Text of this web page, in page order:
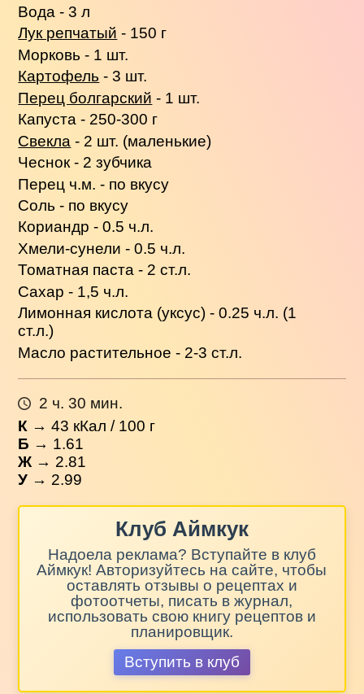
Вода - 3 л
Лук репчатый - 150 г
Морковь - 1 шт.
Картофель - 3 шт.
Перец болгарский - 1 шт.
Капуста - 250-300 г
Свекла - 2 шт. (маленькие)
Чеснок - 2 зубчика
Перец ч.м. - по вкусу
Соль - по вкусу
Кориандр - 0.5 ч.л.
Хмели-сунели - 0.5 ч.л.
Томатная паста - 2 ст.л.
Сахар - 1,5 ч.л.
Лимонная кислота (уксус) - 0.25 ч.л. (1
ст.л.)
Масло растительное - 2-3 ст.л.
2 ч. 30 мин.
К →43 кКал / 100 г
Б → 1.61
Ж → 2.81
У → 2.99
Клуб Аймкук
Надоела реклама? Вступайте в клуб
Аймкук! Авторизуйтесь на сайте, чтобы
оставлять отзывы о рецептах и
фотоотчеты, писать в журнал,
использовать свою книгу рецептов и
планировщик.
Вступить в клуб